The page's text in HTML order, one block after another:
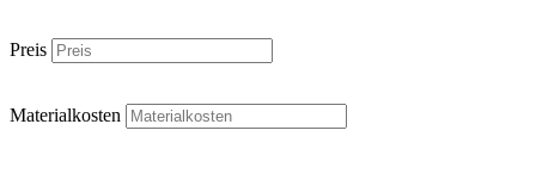
Preis
Materialkosten